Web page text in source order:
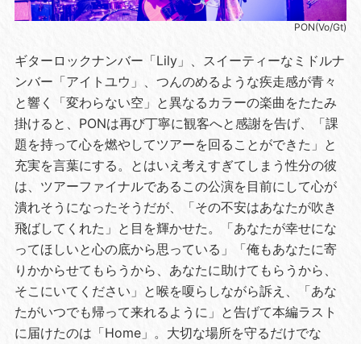
PON(Vo/Gt)
ギターロックナンバー「Lily」、スイーティーなミドルナ
ンバー「アイトユウ」、つんのめるような疾走感が青々
と響く「変わらない空」と異なるカラーの楽曲をたたみ
掛けると、PONは再び丁寧に観客へと感謝を告げ、「課
題を持って心を燃やしてツアーを回ることができた」と
充実を言葉にする。とはいえ考えすぎてしまう性分の彼
は、ツアーファイナルであるこの公演を目前にして心が
潰れそうになったそうだが、「その不安はあなたが吹き
飛ばしてくれた」と目を輝かせた。「あなたが幸せにな
ってほしいと心の底から思っている」「俺もあなたに寄
りかからせてもらうから、あなたに助けてもらうから、
そこにいてください」と喉を嗄らしながら訴え、「あな
たがいつでも帰って来れるように」と告げて本編ラスト
に届けたのは「Home」。大切な場所を守るだけでな